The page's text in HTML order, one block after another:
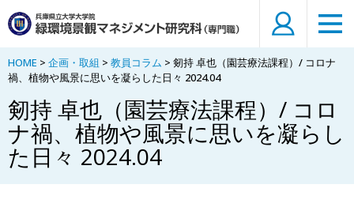
HOME > 企画・取組 > 教員コラム > 剱持 卓也（園芸療法課程）/ コロナ
禍、植物や風景に思いを凝らした日々 2024.04
剱持 卓也（園芸療法課程）/ コロ
ナ禍、植物や風景に思いを凝らし
た日々 2024.04